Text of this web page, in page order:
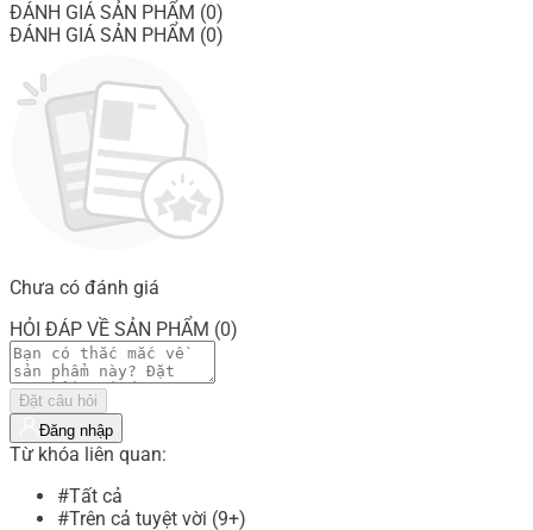
ĐÁNH GIÁ SẢN PHẨM (0)
ĐÁNH GIÁ SẢN PHẨM (0)
Chưa có đánh giá
HỎI ĐÁP VỀ SẢN PHẨM (0)
Đặt câu hỏi
Đăng nhập
Từ khóa liên quan:
#Tất cả
#Trên cả tuyệt vời (9+)